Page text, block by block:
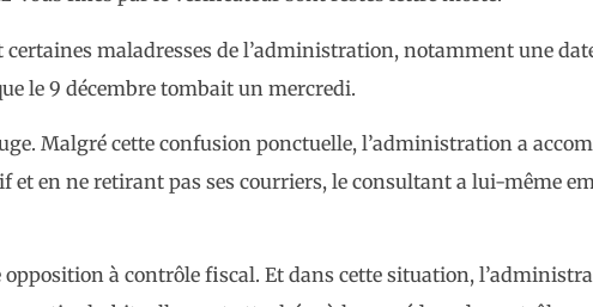
maladresses de l’administration, notamment une
le 9 décembre tombait un mercredi.
Malgré cette confusion ponctuelle, l’administration a
en ne retirant pas ses courriers, le consultant a lui-même
à contrôle fiscal. Et dans cette situation,